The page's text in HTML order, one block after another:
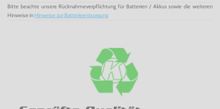
Bitte beachte unsere Rücknahmeverpflichtung für Batterien / Akkus sowie die weiteren
Hinweise in Hinweise zur Batterieentsorgung